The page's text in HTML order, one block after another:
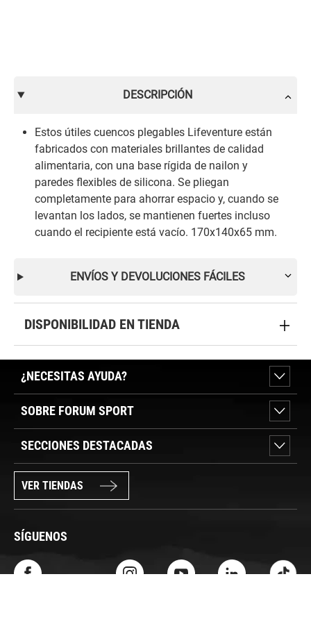
DESCRIPCIÓN
Estos útiles cuencos plegables Lifeventure están
fabricados con materiales brillantes de calidad
alimentaria, con una base rígida de nailon y
paredes flexibles de silicona. Se pliegan
completamente para ahorrar espacio y, cuando se
levantan los lados, se mantienen fuertes incluso
cuando el recipiente está vacío. 170x140x65 mm.
ENVÍOS Y DEVOLUCIONES FÁCILES
DISPONIBILIDAD EN TIENDA
¿NECESITAS AYUDA?
SOBRE FORUM SPORT
SECCIONES DESTACADAS
VER TIENDAS
SÍGUENOS